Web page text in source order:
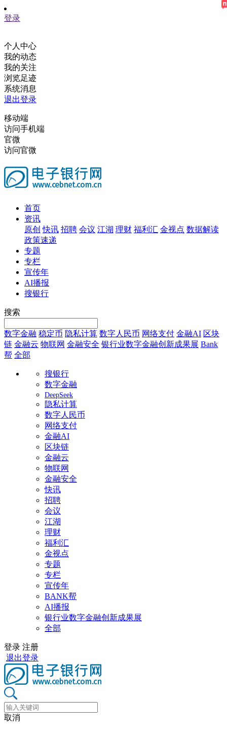
登录
个人中心
我的动态
我的关注
浏览足迹
系统消息
退出登录
移动端
访问手机端
官微
访问官微
首页
资讯
原创 快讯 招聘 会议 江湖 理财 福利汇 金视点 数据解读
政策速递
专题
专栏
宣传年
AI播报
搜银行
搜索
数字金融 稳定币 隐私计算 数字人民币 网络支付 金融AI 区块
链 金融云 物联网 金融安全 银行业数字金融创新成果展 Bank
帮 全部
搜银行
数字金融
DeepSeek
隐私计算
数字人民币
网络支付
金融AI
区块链
金融云
物联网
金融安全
快讯
招聘
会议
江湖
理财
福利汇
金视点
专题
专栏
宣传年
BANK帮
AI播报
银行业数字金融创新成果展
全部
登录 注册
退出登录
取消